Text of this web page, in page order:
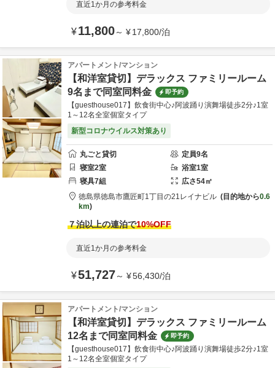
直近1か月の参考料金
¥11,800～ ¥17,800/泊
アパートメント/マンション
【和洋室貸切】デラックス ファミリールーム
9名まで同室同料金
即予約
【guesthouse017】飲食街中心♪阿波踊り演舞場徒歩2分♪1室
1～12名全室個室タイプ
新型コロナウイルス対策あり
丸ごと貸切 定員9名
寝室2室 浴室1室
寝具7組 広さ54㎡
徳島県徳島市鷹匠町1丁目の21レイナビル 目的地から0.6
km
７泊以上の連泊で10%OFF
直近1か月の参考料金
¥51,727～ ¥56,430/泊
アパートメント/マンション
【和洋室貸切】デラックス ファミリールーム
12名まで同室同料金
即予約
【guesthouse017】飲食街中心♪阿波踊り演舞場徒歩2分♪1室
1～12名全室個室タイプ